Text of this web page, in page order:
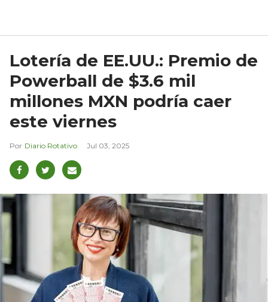
Lotería de EE.UU.: Premio de
Powerball de $3.6 mil
millones MXN podría caer
este viernes
Diario Rotativo Jul 03, 2025